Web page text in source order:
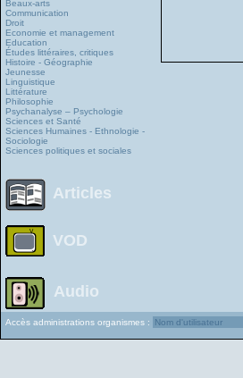
Beaux-arts
Communication
Droit
Economie et management
Education
Études littéraires, critiques
Histoire - Géographie
Jeunesse
Linguistique
Littérature
Philosophie
Psychanalyse – Psychologie
Sciences et Santé
Sciences Humaines - Ethnologie -
Sociologie
Sciences politiques et sociales
Articles
VOD
Audio
Accès administrations organismes :